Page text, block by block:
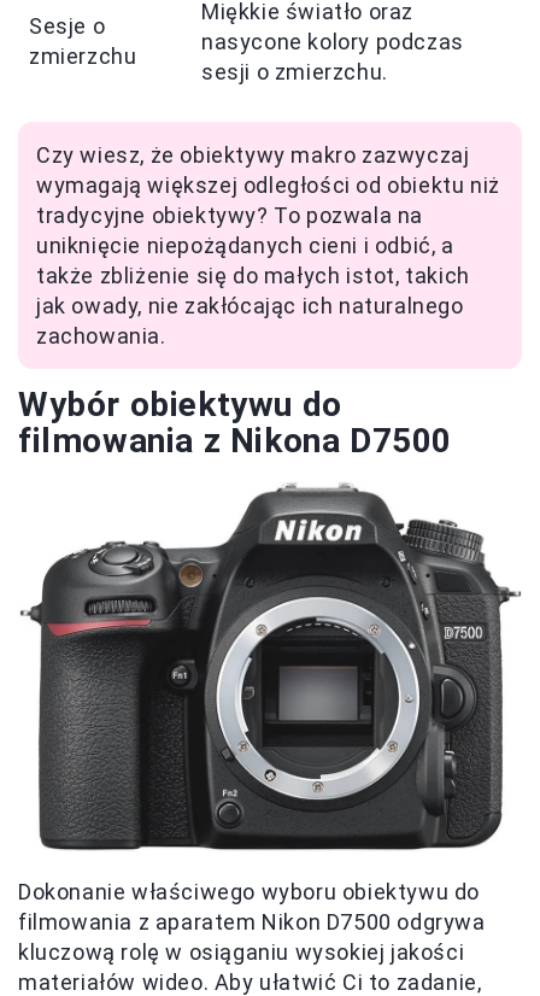
Sesje o
zmierzchu
Miękkie światło oraz
nasycone kolory podczas
sesji o zmierzchu.
Czy wiesz, że obiektywy makro zazwyczaj
wymagają większej odległości od obiektu niż
tradycyjne obiektywy? To pozwala na
uniknięcie niepożądanych cieni i odbić, a
także zbliżenie się do małych istot, takich
jak owady, nie zakłócając ich naturalnego
zachowania.
Wybór obiektywu do
filmowania z Nikona D7500
Dokonanie właściwego wyboru obiektywu do
filmowania z aparatem Nikon D7500 odgrywa
kluczową rolę w osiąganiu wysokiej jakości
materiałów wideo. Aby ułatwić Ci to zadanie,